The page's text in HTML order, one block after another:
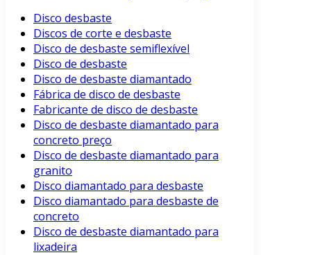
Disco desbaste
Discos de corte e desbaste
Disco de desbaste semiflexível
Disco de desbaste
Disco de desbaste diamantado
Fábrica de disco de desbaste
Fabricante de disco de desbaste
Disco de desbaste diamantado para
concreto preço
Disco de desbaste diamantado para
granito
Disco diamantado para desbaste
Disco diamantado para desbaste de
concreto
Disco de desbaste diamantado para
lixadeira